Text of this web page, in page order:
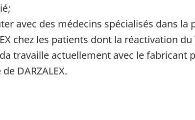
avec des médecins spécialisés dans
chez les patients dont la réactivation
travaille actuellement avec le
DARZALEX.